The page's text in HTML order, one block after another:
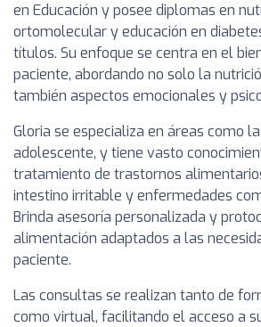
en Educación y posee diplomas en
ortomolecular y educación en
títulos. Su enfoque se centra en el
paciente, abordando no solo la
también aspectos emocionales y
Gloria se especializa en áreas como
adolescente, y tiene vasto
tratamiento de trastornos
intestino irritable y enfermedades
Brinda asesoría personalizada y
alimentación adaptados a las
paciente.
Las consultas se realizan tanto de
como virtual, facilitando el acceso a